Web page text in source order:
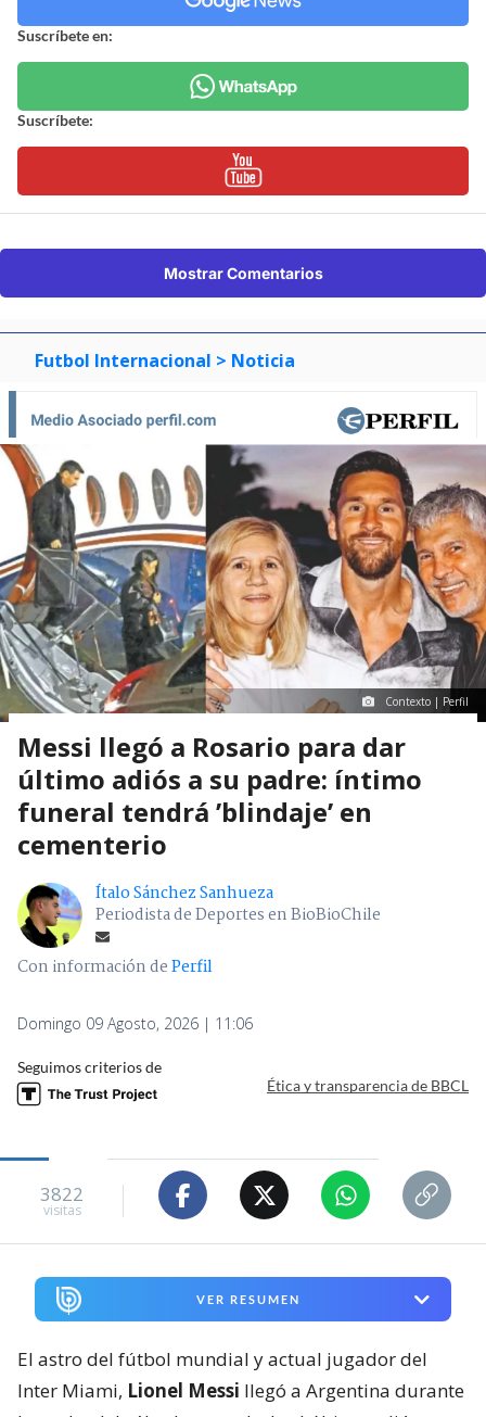
Suscríbete en:
Suscríbete:
Mostrar Comentarios
Futbol Internacional > Noticia
Contexto | Perfil
Messi llegó a Rosario para dar
último adiós a su padre: íntimo
funeral tendrá ’blindaje’ en
cementerio
Ítalo Sánchez Sanhueza
Periodista de Deportes en BioBioChile
Con información dePerfil
Domingo 09 Agosto, 2026 | 11:06
Seguimos criterios de
Ética y transparencia de BBCL
3822
visitas
VER RESUMEN
El astro del fútbol mundial y actual jugador del
Inter Miami, Lionel Messi llegó a Argentina durante